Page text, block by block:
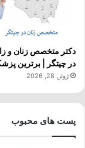
دکتر متخصص زنان و
در چیتگر | برترین
ژوئن 28, 2026
پست های محبوب